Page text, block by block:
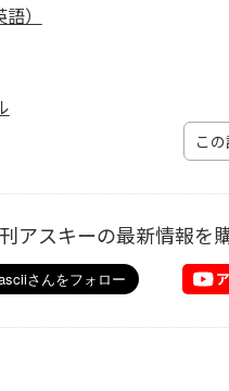
）
こ
アスキーの最新情報を